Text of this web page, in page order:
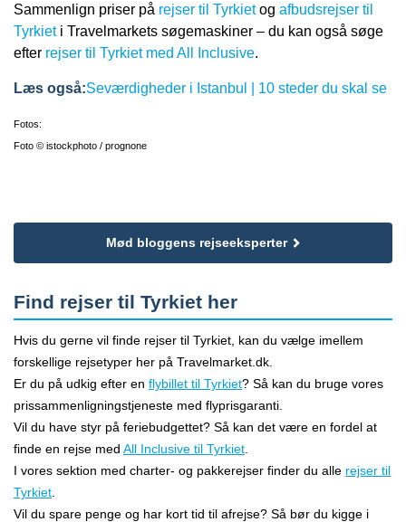
Sammenlign priser på rejser til Tyrkietog afbudsrejser til
Tyrkieti Travelmarkets søgemaskiner – du kan også søge
efter rejser til Tyrkiet med All Inclusive.
Læs også:Seværdigheder i Istanbul | 10 steder du skal se
Fotos:
Foto © istockphoto / prognone
Mød bloggens rejseeksperter
Find rejser til Tyrkiet her
Hvis du gerne vil finde rejser til Tyrkiet, kan du vælge imellem
forskellige rejsetyper her på Travelmarket.dk.
Er du på udkig efter en flybillet til Tyrkiet? Så kan du bruge vores
prissammenligningstjeneste med flyprisgaranti.
Vil du have styr på feriebudgettet? Så kan det være en fordel at
finde en rejse med All Inclusive til Tyrkiet
I vores sektion med charter- og pakkerejser finder du alle rejser til
Tyrkiet
Vil du spare penge og har kort tid til afrejse? Så bør du kigge i